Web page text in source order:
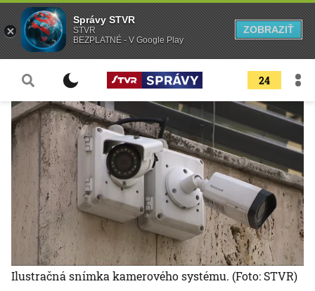
24
Ilustračná snímka kamerového systému. (Foto: STVR)
Správy STVR
STVR
BEZPLATNÉ - V Google Play
ZOBRAZIŤ